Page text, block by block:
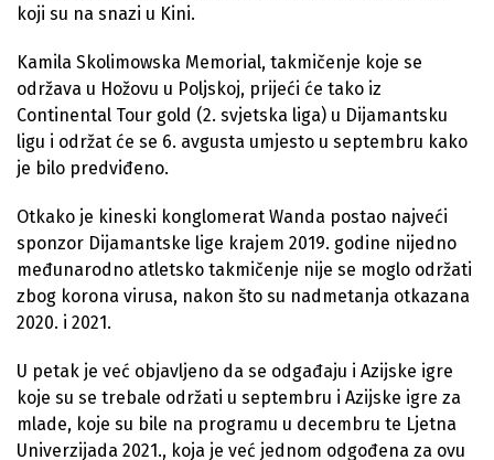
koji su na snazi u Kini.
Kamila Skolimowska Memorial, takmičenje koje se
održava u Hožovu u Poljskoj, prijeći će tako iz
Continental Tour gold (2. svjetska liga) u Dijamantsku
ligu i održat će se 6. avgusta umjesto u septembru kako
je bilo predviđeno.
Otkako je kineski konglomerat Wanda postao najveći
sponzor Dijamantske lige krajem 2019. godine nijedno
međunarodno atletsko takmičenje nije se moglo održati
zbog korona virusa, nakon što su nadmetanja otkazana
2020. i 2021.
U petak je već objavljeno da se odgađaju i Azijske igre
koje su se trebale održati u septembru i Azijske igre za
mlade, koje su bile na programu u decembru te Ljetna
Univerzijada 2021., koja je već jednom odgođena za ovu